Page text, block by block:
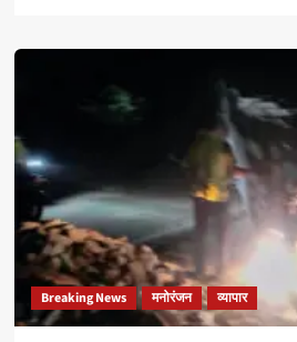
Breaking News मनोरंजन व्यापार